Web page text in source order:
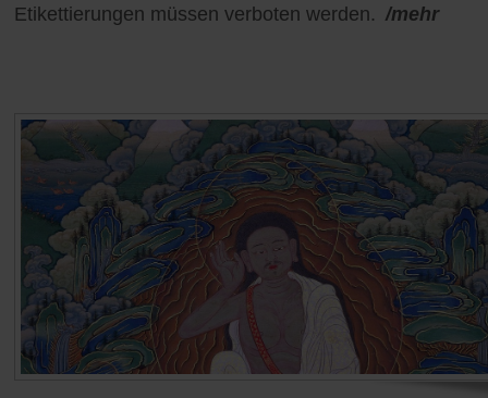
Etikettierungen müssen verboten werden. /mehr